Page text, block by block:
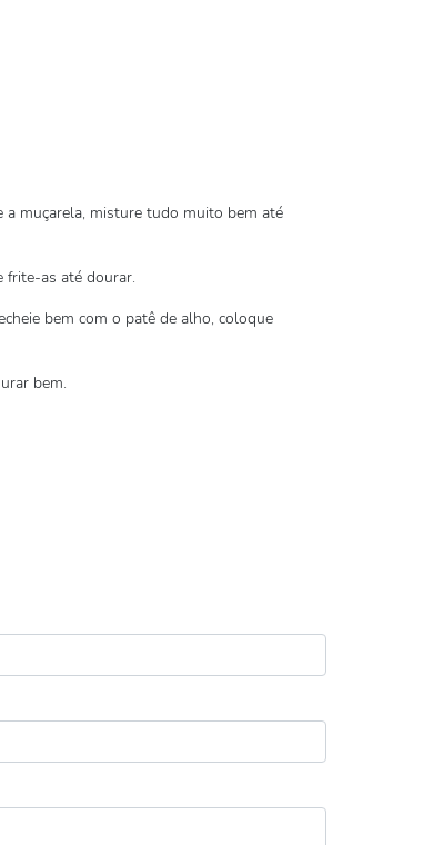
a muçarela, misture tudo muito bem até
frite-as até dourar.
bem com o patê de alho, coloque
bem.